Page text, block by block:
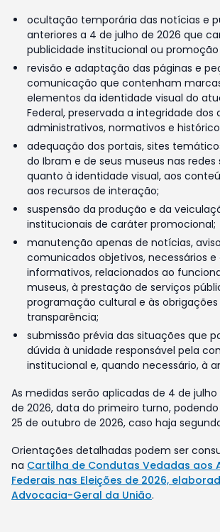
ocultação temporária das notícias e
anteriores a 4 de julho de 2026 que
publicidade institucional ou
revisão e adaptação das páginas e
comunicação que contenham
elementos da identidade visual do
Federal, preservada a integridade dos
administrativos, normativos e
adequação dos portais, sites
do Ibram e de seus museus nas redes
quanto à identidade visual, aos
aos recursos de interação;
suspensão da produção e da
institucionais de caráter promocional;
manutenção apenas de notícias,
comunicados objetivos, necessários
informativos, relacionados ao
museus, à prestação de serviços
programação cultural e às obrigações
transparência;
submissão prévia das situações que
dúvida à unidade responsável pela
institucional e, quando necessário, à
As medidas serão aplicadas de 4 de
de 2026, data do primeiro turno,
25 de outubro de 2026, caso haja
Orientações detalhadas podem ser
na Cartilha de Condutas Vedadas aos
Federais nas Eleições de 2026,
Advocacia-Geral da União.